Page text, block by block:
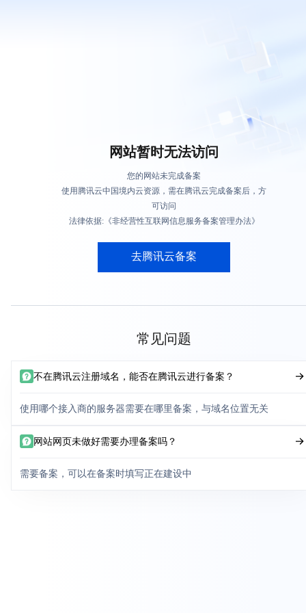
网站暂时无法访问
您的网站未完成备案
使用腾讯云中国境内云资源，需在腾讯云完成备案后，方
可访问
法律依据:《非经营性互联网信息服务备案管理办法》
去腾讯云备案
常见问题
不在腾讯云注册域名，能否在腾讯云进行备案？
使用哪个接入商的服务器需要在哪里备案，与域名位置无关
网站网页未做好需要办理备案吗？
需要备案，可以在备案时填写正在建设中